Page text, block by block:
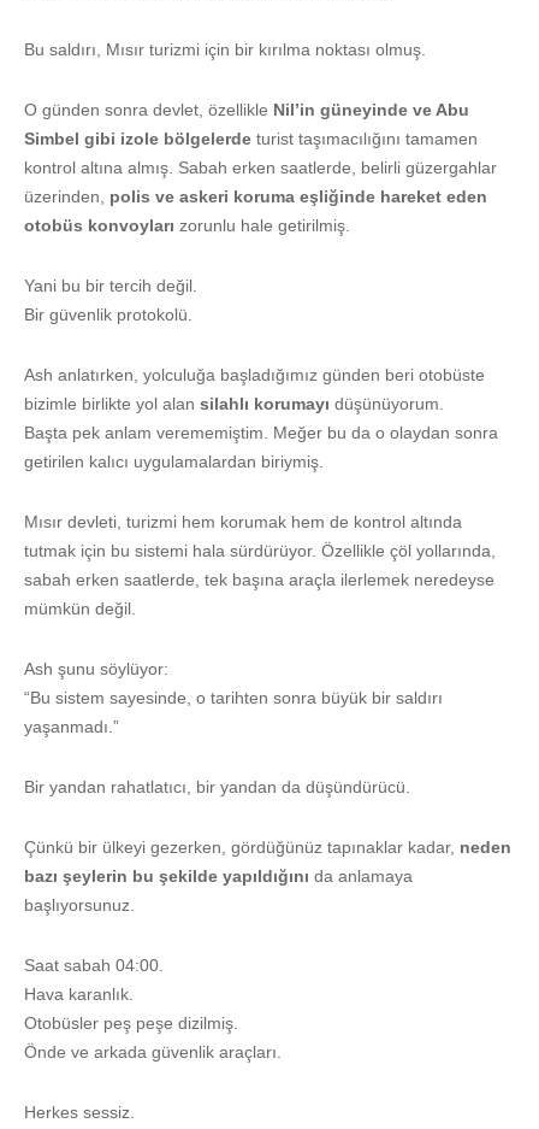
Bu saldırı, Mısır turizmi için bir kırılma noktası olmuş.
O günden sonra devlet, özellikle Nil’in güneyinde ve Abu
Simbel gibi izole bölgelerde turist taşımacılığını tamamen
kontrol altına almış. Sabah erken saatlerde, belirli güzergahlar
üzerinden, polis ve askeri koruma eşliğinde hareket eden
otobüs konvoyları zorunlu hale getirilmiş.
Yani bu bir tercih değil.
Bir güvenlik protokolü.
Ash anlatırken, yolculuğa başladığımız günden beri otobüste
bizimle birlikte yol alan silahlı korumayı düşünüyorum.
Başta pek anlam verememiştim. Meğer bu da o olaydan sonra
getirilen kalıcı uygulamalardan biriymiş.
Mısır devleti, turizmi hem korumak hem de kontrol altında
tutmak için bu sistemi hala sürdürüyor. Özellikle çöl yollarında,
sabah erken saatlerde, tek başına araçla ilerlemek neredeyse
mümkün değil.
Ash şunu söylüyor:
“Bu sistem sayesinde, o tarihten sonra büyük bir saldırı
yaşanmadı.”
Bir yandan rahatlatıcı, bir yandan da düşündürücü.
Çünkü bir ülkeyi gezerken, gördüğünüz tapınaklar kadar, neden
bazı şeylerin bu şekilde yapıldığını da anlamaya
başlıyorsunuz.
Saat sabah 04:00.
Hava karanlık.
Otobüsler peş peşe dizilmiş.
Önde ve arkada güvenlik araçları.
Herkes sessiz.